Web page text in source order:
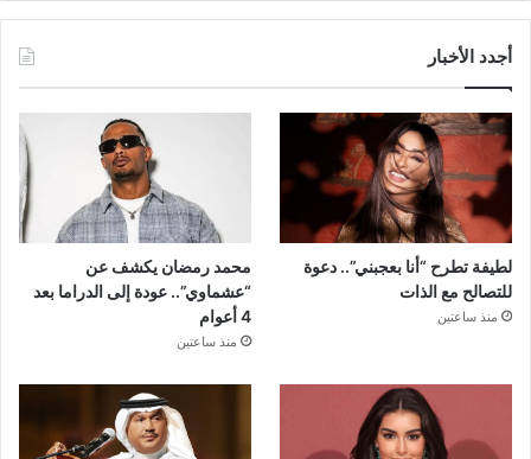
أجدد الأخبار
لطيفة تطرح “أنا بعجبني”.. دعوة
للتصالح مع الذات
منذ ساعتين
محمد رمضان يكشف عن
“عشماوي”.. عودة إلى الدراما بعد
4 أعوام
منذ ساعتين